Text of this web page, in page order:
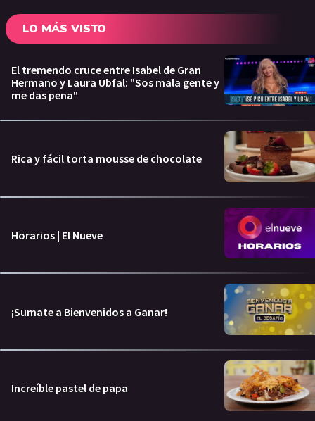
LO MÁS VISTO
El tremendo cruce entre Isabel de Gran
Hermano y Laura Ubfal: "Sos mala gente y
me das pena"
Rica y fácil torta mousse de chocolate
Horarios | El Nueve
¡Sumate a Bienvenidos a Ganar!
Increíble pastel de papa